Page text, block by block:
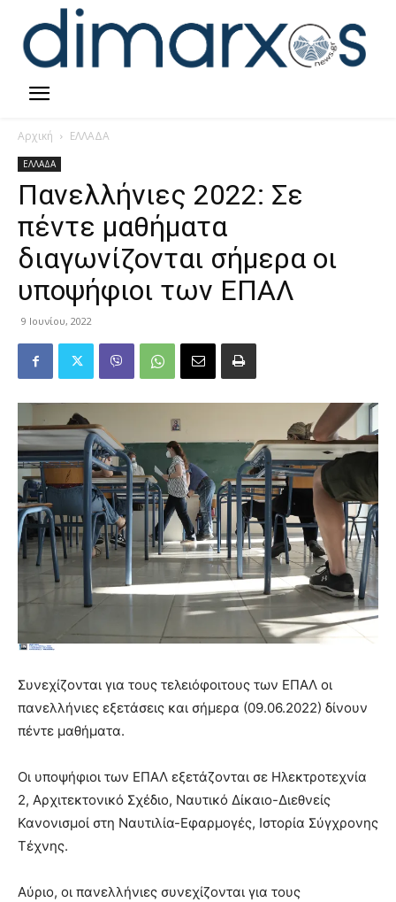
Αρχική ΕΛΛΑΔΑ
ΕΛΛΑΔΑ
Πανελλήνιες 2022: Σε
πέντε μαθήματα
διαγωνίζονται σήμερα οι
υποψήφιοι των ΕΠΑΛ
9 Ιουνίου, 2022
Συνεχίζονται για τους τελειόφοιτους των ΕΠΑΛ οι
πανελλήνιες εξετάσεις και σήμερα (09.06.2022) δίνουν
πέντε μαθήματα.
Οι υποψήφιοι των ΕΠΑΛ εξετάζονται σε Ηλεκτροτεχνία
2, Αρχιτεκτονικό Σχέδιο, Ναυτικό Δίκαιο-Διεθνείς
Κανονισμοί στη Ναυτιλία-Εφαρμογές, Ιστορία Σύγχρονης
Τέχνης.
Αύριο, οι πανελλήνιες συνεχίζονται για τους